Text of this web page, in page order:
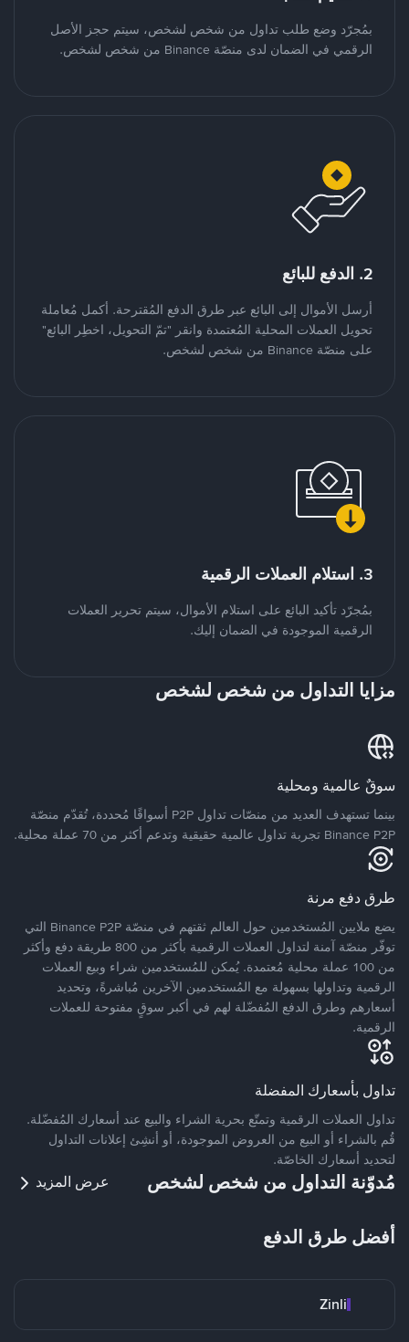
بمُجرّد وضع طلب تداول من شخص لشخص، سيتم حجز الأصل
الرقمي في الضمان لدى منصّة Binance من شخص لشخص.
2. الدفع للبائع
أرسل الأموال إلى البائع عبر طرق الدفع المُقترحة. أكمل مُعاملة
تحويل العملات المحلية المُعتمدة وانقر "تمّ التحويل، اخطِر البائع"
على منصّة Binance من شخص لشخص.
3. استلام العملات الرقمية
بمُجرّد تأكيد البائع على استلام الأموال، سيتم تحرير العملات
الرقمية الموجودة في الضمان إليك.
مزايا التداول من شخص لشخص
سوقٌ عالمية ومحلية
بينما تستهدف العديد من منصّات تداول P2P أسواقًا مُحددة، تُقدّم منصّة
Binance P2P تجربة تداول عالمية حقيقية وتدعم أكثر من 70 عملة محلية.
طرق دفع مرنة
يضع ملايين المُستخدمين حول العالم ثقتهم في منصّة Binance P2P التي
توفّر منصّة آمنة لتداول العملات الرقمية بأكثر من 800 طريقة دفع وأكثر
من 100 عملة محلية مُعتمدة. يُمكن للمُستخدمين شراء وبيع العملات
الرقمية وتداولها بسهولة مع المُستخدمين الآخرين مُباشرةً، وتحديد
أسعارهم وطرق الدفع المُفضّلة لهم في أكبر سوقٍ مفتوحة للعملات
الرقمية.
تداول بأسعارك المفضلة
تداول العملات الرقمية وتمتّع بحرية الشراء والبيع عند أسعارك المُفضّلة.
قُم بالشراء أو البيع من العروض الموجودة، أو أنشِئ إعلانات التداول
لتحديد أسعارك الخاصّة.
مُدوّنة التداول من شخص لشخص عرض المزيد
أفضل طرق الدفع
Zinli